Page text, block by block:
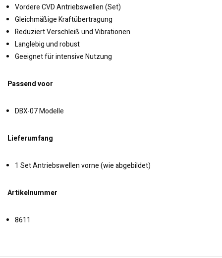
Vordere CVD Antriebswellen (Set)
Gleichmäßige Kraftübertragung
Reduziert Verschleiß und Vibrationen
Langlebig und robust
Geeignet für intensive Nutzung
Passend voor
DBX-07 Modelle
Lieferumfang
1 Set Antriebswellen vorne (wie abgebildet)
Artikelnummer
8611